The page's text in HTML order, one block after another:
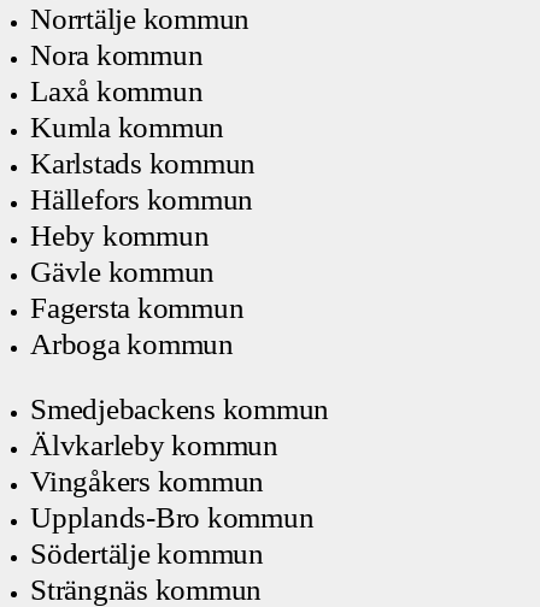
Norrtälje kommun
Nora kommun
Laxå kommun
Kumla kommun
Karlstads kommun
Hällefors kommun
Heby kommun
Gävle kommun
Fagersta kommun
Arboga kommun
Smedjebackens kommun
Älvkarleby kommun
Vingåkers kommun
Upplands-Bro kommun
Södertälje kommun
Strängnäs kommun